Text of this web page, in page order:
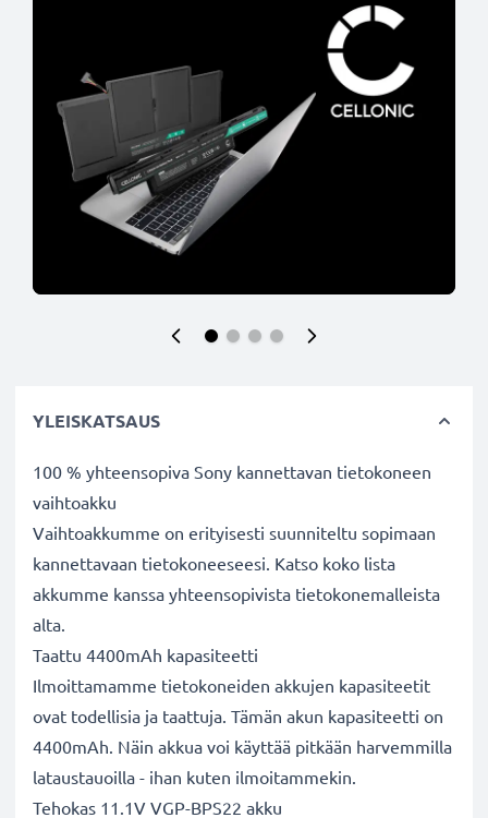
YLEISKATSAUS
100 % yhteensopiva Sony kannettavan tietokoneen
vaihtoakku
Vaihtoakkumme on erityisesti suunniteltu sopimaan
kannettavaan tietokoneeseesi. Katso koko lista
akkumme kanssa yhteensopivista tietokonemalleista
alta.
Taattu 4400mAh kapasiteetti
Ilmoittamamme tietokoneiden akkujen kapasiteetit
ovat todellisia ja taattuja. Tämän akun kapasiteetti on
4400mAh. Näin akkua voi käyttää pitkään harvemmilla
lataustauoilla - ihan kuten ilmoitammekin.
Tehokas 11.1V VGP-BPS22 akku